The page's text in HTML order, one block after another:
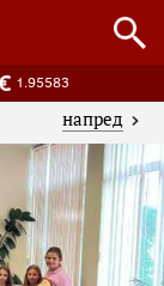
1.95583
напред